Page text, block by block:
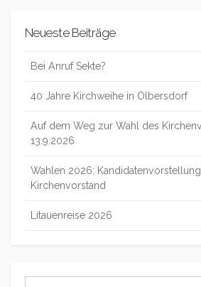
Neueste Beiträge
Bei Anruf Sekte?
40 Jahre Kirchweihe in Olbersdorf
Auf dem Weg zur Wahl des
13.9.2026
Wahlen 2026:
Kirchenvorstand
Litauenreise 2026